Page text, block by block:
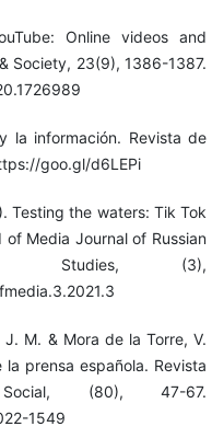
Online videos and
Society, 23(9), 1386-1387.
la información. Revista de
goo.gl/d6LEPi
Testing the waters: Tik Tok
of Media Journal of Russian
Studies, (3),
M. & Mora de la Torre, V.
prensa española. Revista
(80), 47-67.
1549